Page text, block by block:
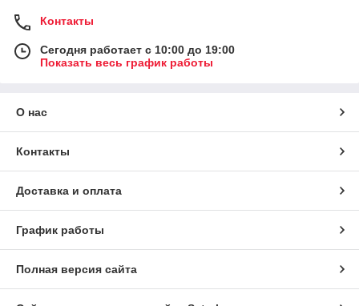
Контакты
Сегодня работает с 10:00 до 19:00
Показать весь график работы
О нас
Контакты
Доставка и оплата
График работы
Полная версия сайта